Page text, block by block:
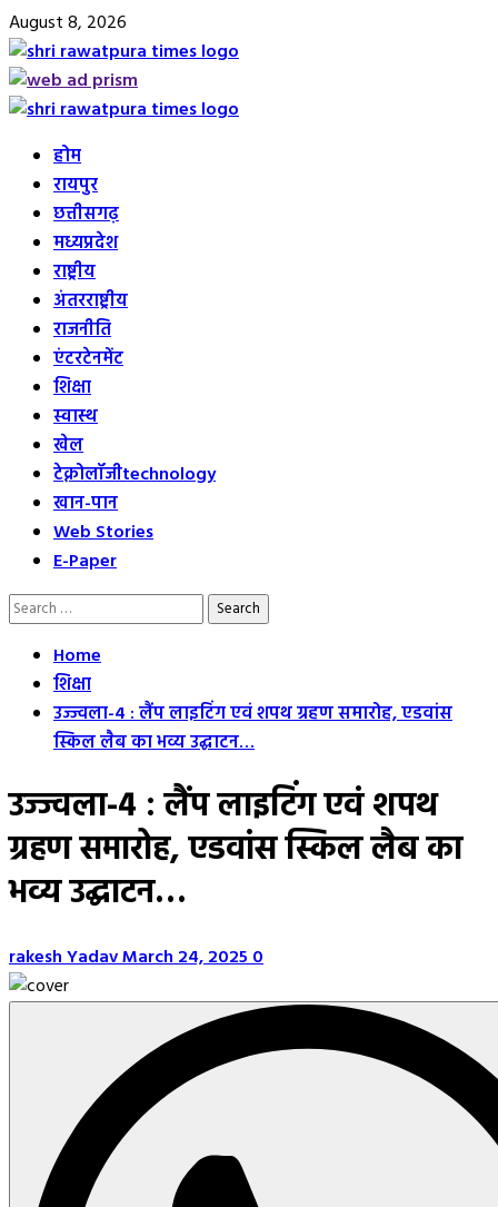
Skip
to
content
August 8, 2026
Primary
होम
रायपुर
छत्तीसगढ़
मध्यप्रदेश
राष्ट्रीय
अंतरराष्ट्रीय
राजनीति
एंटरटेनमेंट
शिक्षा
स्वास्थ
खेल
टेक्नोलॉजीtechnology
खान-पान
Web Stories
E-Paper
Search
Home
शिक्षा
उज्ज्वला-4 : लैंप लाइटिंग एवं शपथ ग्रहण समारोह, एडवांस
स्किल लैब का भव्य उद्घाटन…
उज्ज्वला-4 : लैंप लाइटिंग एवं शपथ
ग्रहण समारोह, एडवांस स्किल लैब का
भव्य उद्घाटन…
rakesh YadavMarch 24, 20250